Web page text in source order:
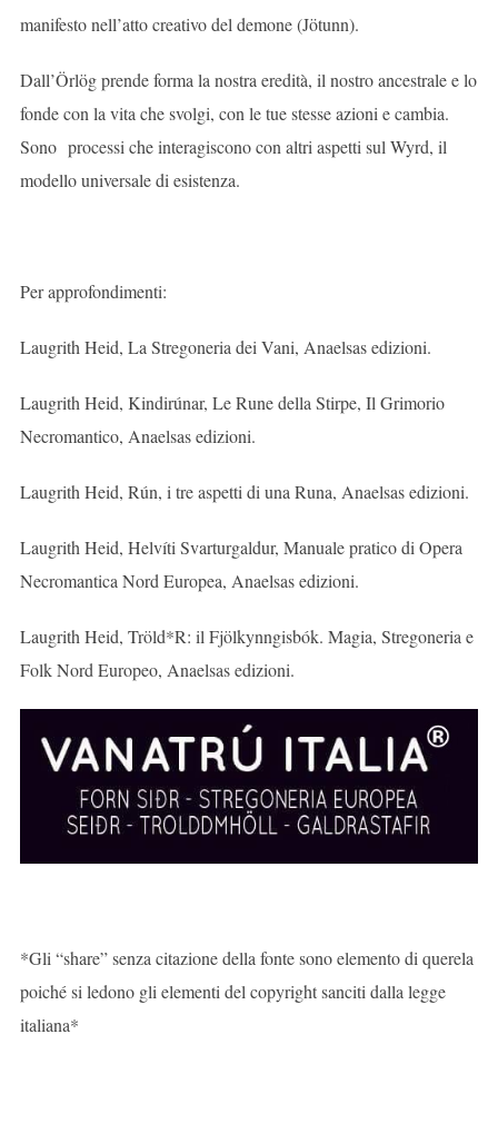
manifesto nell’atto creativo del demone (Jötunn).
Dall’Örlög prende forma la nostra eredità, il nostro ancestrale e lo
fonde con la vita che svolgi, con le tue stesse azioni e cambia.
Sono processi che interagiscono con altri aspetti sul Wyrd, il
modello universale di esistenza.
Per approfondimenti:
Laugrith Heid, La Stregoneria dei Vani, Anaelsas edizioni.
Laugrith Heid, Kindirúnar, Le Rune della Stirpe, Il Grimorio
Necromantico, Anaelsas edizioni.
Laugrith Heid, Rún, i tre aspetti di una Runa, Anaelsas edizioni.
Laugrith Heid, Helvíti Svarturgaldur, Manuale pratico di Opera
Necromantica Nord Europea, Anaelsas edizioni.
Laugrith Heid, Tröld*R: il Fjölkynngisbók. Magia, Stregoneria e
Folk Nord Europeo, Anaelsas edizioni.
*Gli “share” senza citazione della fonte sono elemento di querela
poiché si ledono gli elementi del copyright sanciti dalla legge
italiana*